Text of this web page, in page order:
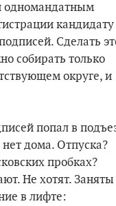
одномандатным
кандидату
Сделать
собирать только
округе, и
попал в
дома. Отпуска?
пробках?
Не хотят. Заняты
в лифте: